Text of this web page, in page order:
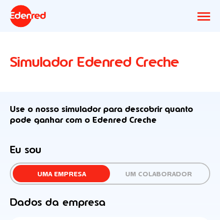
Simulador Edenred Creche
Use o nosso simulador para descobrir quanto
pode ganhar com o Edenred Creche
Eu sou
UMA EMPRESA UM COLABORADOR
Dados da empresa
Dados da empresa
Resultado